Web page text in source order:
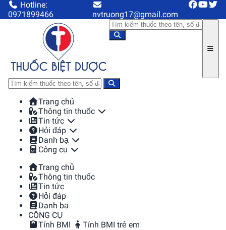
Hotline:
0971899466
nvtruong17@gmail.com
Trang chủ
Thông tin thuốc
Tin tức
Hỏi đáp
Danh bạ
Công cụ
Trang chủ
Thông tin thuốc
Tin tức
Hỏi đáp
Danh bạ
CÔNG CỤ
Tính BMI
Tính BMI trẻ em